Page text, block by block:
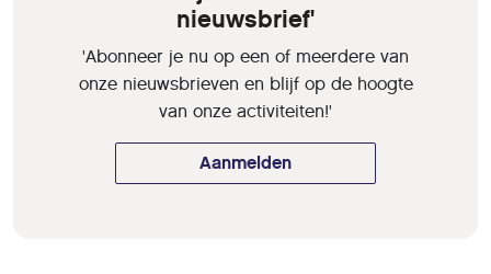
nieuwsbrief'
'Abonneer je nu op een of meerdere van
onze nieuwsbrieven en blijf op de hoogte
van onze activiteiten!'
Aanmelden